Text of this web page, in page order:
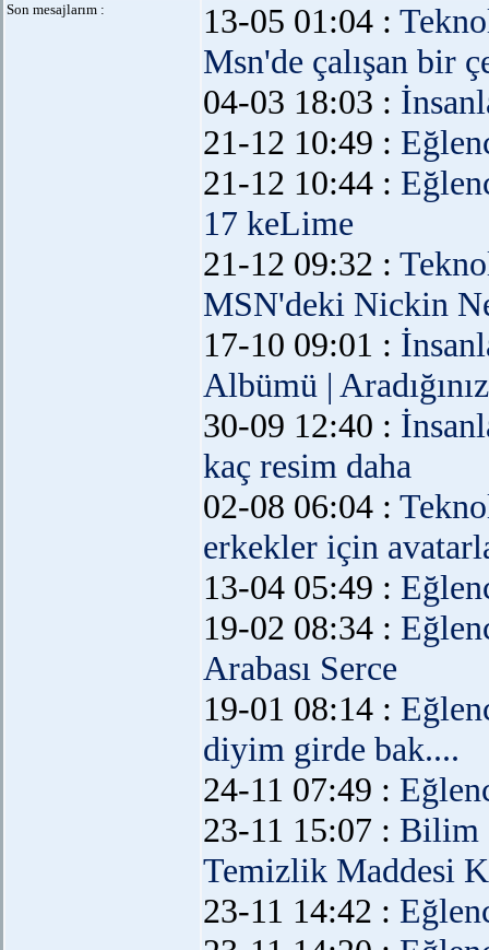
Son mesajlarım : 13-05 01:04 :
Msn'de çalışan bir
04-03 18:03 :
21-12 10:49 :
21-12 10:44 :
17 keLime
21-12 09:32 :
MSN'deki Nickin
17-10 09:01 :
Albümü |
30-09 12:40 :
kaç resim daha
02-08 06:04 :
erkekler için
13-04 05:49 :
19-02 08:34 :
Arabası Serce
19-01 08:14 :
diyim girde bak....
24-11 07:49 :
23-11 15:07 : Bilim
Temizlik Maddesi
23-11 14:42 :